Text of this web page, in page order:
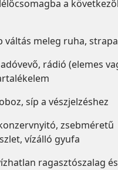
a
váltás meleg ruha,
rádió (elemes
síp a vészjelzéshez
zsebméretű
vízálló gyufa
ragasztószalag